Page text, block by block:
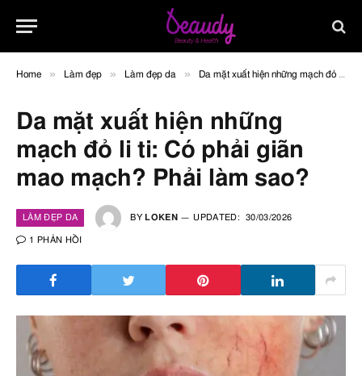
Home » Làm đẹp » Làm đẹp da » Da mặt xuất hiện những mạch đỏ li ti: Có phải giãn mao mạch? Phải làm sao?
Da mặt xuất hiện những
mạch đỏ li ti: Có phải giãn
mao mạch? Phải làm sao?
LÀM ĐẸP DA BY LOKEN UPDATED: 30/03/2026
1 PHẢN HỒI